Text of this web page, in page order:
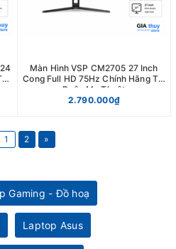
Màn Hình VSP CM2705 27 Inch
Cong Full HD 75Hz Chính Hãng Tại
Buôn Ma Thuột
2.790.000₫
1 2 »
Gaming - Đồ hoạ
Laptop Asus